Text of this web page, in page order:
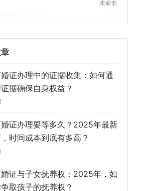
未命名
证办理中的证据收集：如何通
据确保自身权益？
证办理要等多久？2025年最新
时间成本到底有多高？
证与子女抚养权：2025年，如
取孩子的抚养权？